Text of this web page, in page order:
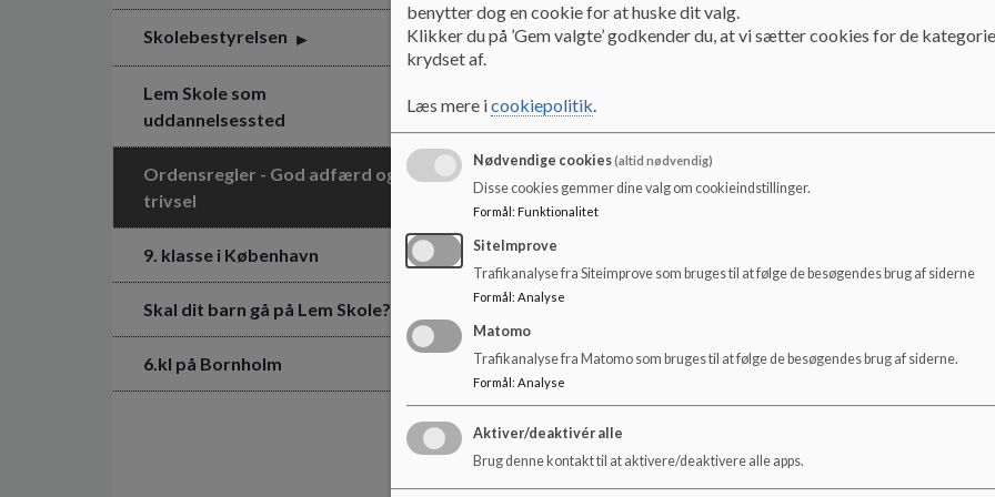
Skolebestyrelsen
Lem Skole som
uddannelsessted
Ordensregler - God adfærd og
trivsel
9. klasse i København
Skal dit barn gå på Lem Skole?
6.kl på Bornholm
Dokumenter
benytter dog en cookie for at huske dit valg.
Klikker du på ’Gem valgte’ godkender du, at vi sætter cookies for de
krydset af.
Læs mere icookiepolitik.
Nødvendige cookies(altid nødvendig)
Disse cookies gemmer dine valg om cookieindstillinger.
Formål : Funktionalitet
SiteImprove
Trafikanalyse fra Siteimprove som bruges til at følge de besøgendes brug af siderne
Formål : Analyse
Matomo
Trafikanalyse fra Matomo som bruges til at følge de besøgendes brug af siderne.
Formål: Analyse
Aktiver/deaktivér alle
Brug denne kontakt til at aktivere/deaktivere alle apps.